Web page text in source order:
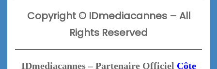
Copyright © IDmediacannes – All
Rights Reserved
IDmediacannes – Partenaire Officiel Côte